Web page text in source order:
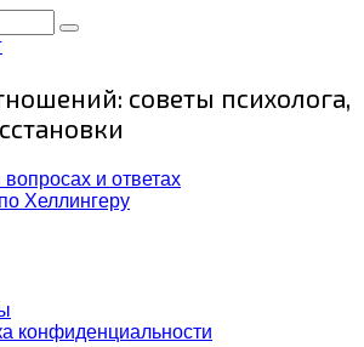
советы психолога,
и ответах
Хеллингеру
конфиденциальности